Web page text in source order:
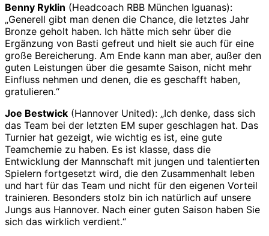
Benny Ryklin (Headcoach RBB München Iguanas):
„Generell gibt man denen die Chance, die letztes Jahr
Bronze geholt haben. Ich hätte mich sehr über die
Ergänzung von Basti gefreut und hielt sie auch für eine
große Bereicherung. Am Ende kann man aber, außer den
guten Leistungen über die gesamte Saison, nicht mehr
Einfluss nehmen und denen, die es geschafft haben,
gratulieren.“
Joe Bestwick (Hannover United): „Ich denke, dass sich
das Team bei der letzten EM super geschlagen hat. Das
Turnier hat gezeigt, wie wichtig es ist, eine gute
Teamchemie zu haben. Es ist klasse, dass die
Entwicklung der Mannschaft mit jungen und talentierten
Spielern fortgesetzt wird, die den Zusammenhalt leben
und hart für das Team und nicht für den eigenen Vorteil
trainieren. Besonders stolz bin ich natürlich auf unsere
Jungs aus Hannover. Nach einer guten Saison haben Sie
sich das wirklich verdient.“